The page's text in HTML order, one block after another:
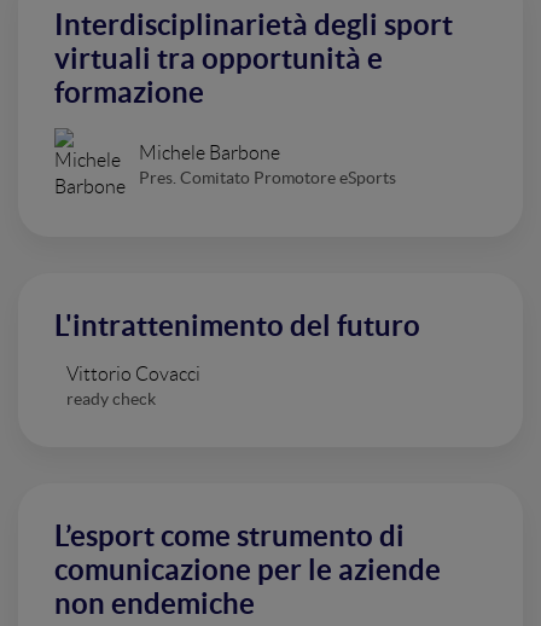
Interdisciplinarietà degli sport
virtuali tra opportunità e
formazione
Michele Barbone
Pres. Comitato Promotore eSports
L'intrattenimento del futuro
Vittorio Covacci
ready check
L’esport come strumento di
comunicazione per le aziende
non endemiche